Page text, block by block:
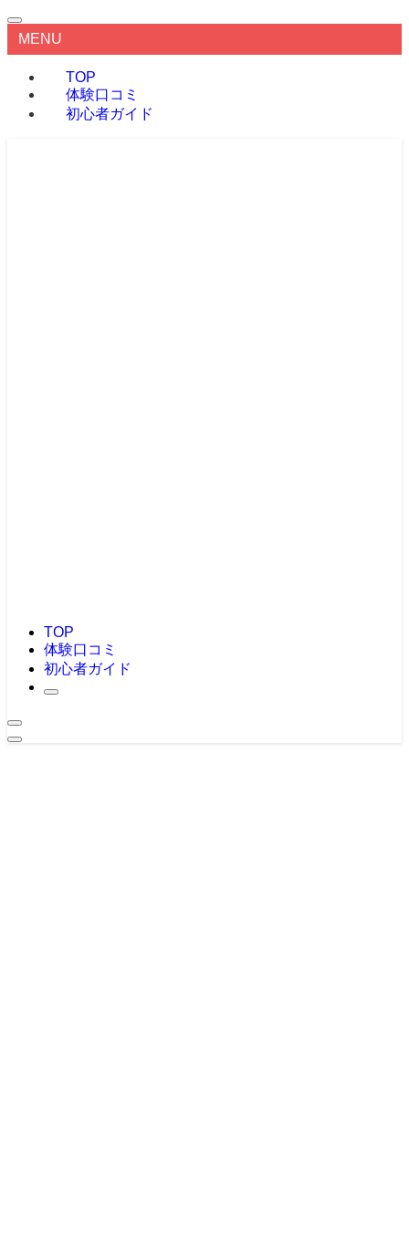
MENU
TOP
体験口コミ
初心者ガイド
TOP
体験口コミ
初心者ガイド